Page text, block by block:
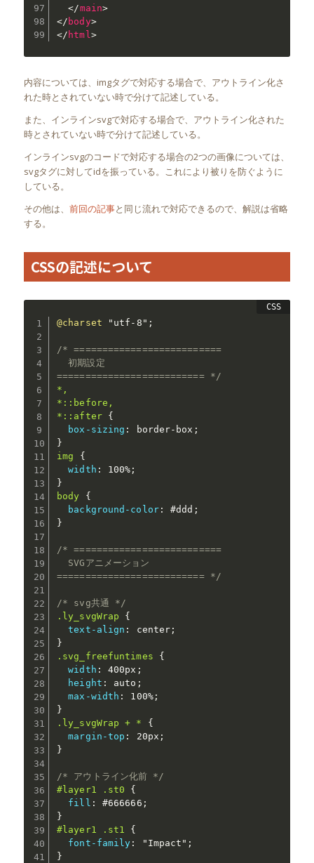
</main>
</ body>
</ html >
内容については、imgタグで対応する場合で、アウトライン化さ
れた時とされていない時で分けて記述している。
また、インラインsvgで対応する場合で、アウトライン化された
時とされていない時で分けて記述している。
インラインsvgのコードで対応する場合の2つの画像については、
svgタグに対してidを振っている。これにより被りを防ぐように
している。
その他は、 前回の記事と同じ流れで対応できるので、解説は省略
する。
CSSの記述について
@charset "utf-8" ;
/* ==========================
  初期設定
========================== */
*,
*::before,
*::after
{
box-sizing : border-box ;
}
img
{
width : 100% ;
}
body
{
background-color: #ddd ;
}
/* ==========================
  SVGアニメーション
========================== */
/* svg共通 */
.ly_svgWrap
{
text-align : center ;
}
.svg_freefuntimes
{
width : 400px ;
height : auto ;
max-width : 100%;
}
.ly_svgWrap + *
{
margin-top : 20px ;
}
/* アウトライン化前 */
#layer1 .st0
{
fill : #666666 ;
}
#layer1 .st1
{
font-family : "Impact" ;
}